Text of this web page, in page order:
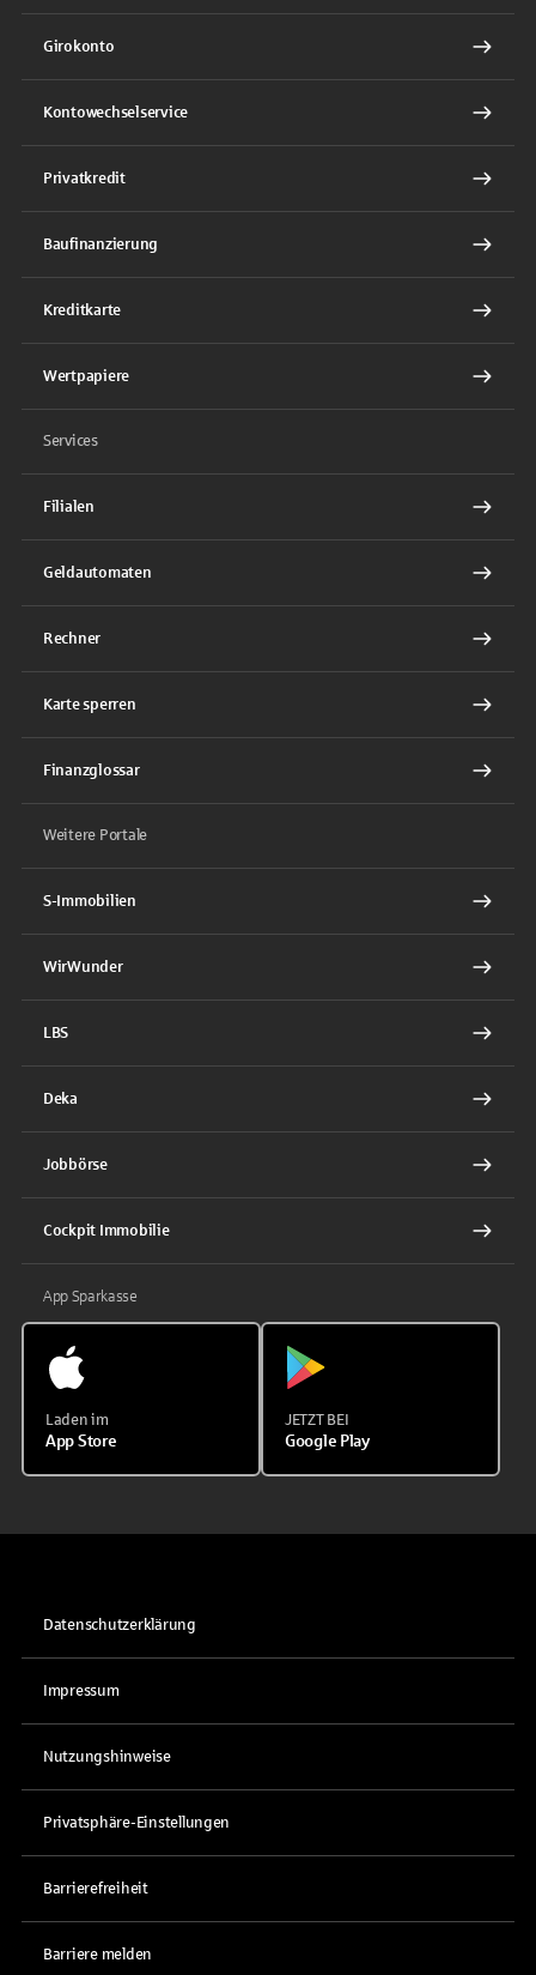
Girokonto
Kontowechselservice
Privatkredit
Baufinanzierung
Kreditkarte
Wertpapiere
Services
Filialen
Geldautomaten
Rechner
Karte sperren
Finanzglossar
Weitere Portale
S-Immobilien
WirWunder
LBS
Deka
Jobbörse
Cockpit Immobilie
App Sparkasse
Laden im
App Store
JETZT BEI
Google Play
Datenschutzerklärung
Impressum
Nutzungshinweise
Privatsphäre-Einstellungen
Barrierefreiheit
Barriere melden